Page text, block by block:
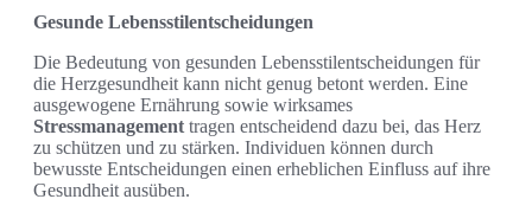
Gesunde Lebensstilentscheidungen
Die Bedeutung von gesunden Lebensstilentscheidungen für
die Herzgesundheit kann nicht genug betont werden. Eine
ausgewogene Ernährung sowie wirksames
Stressmanagement tragen entscheidend dazu bei, das Herz
zu schützen und zu stärken. Individuen können durch
bewusste Entscheidungen einen erheblichen Einfluss auf ihre
Gesundheit ausüben.